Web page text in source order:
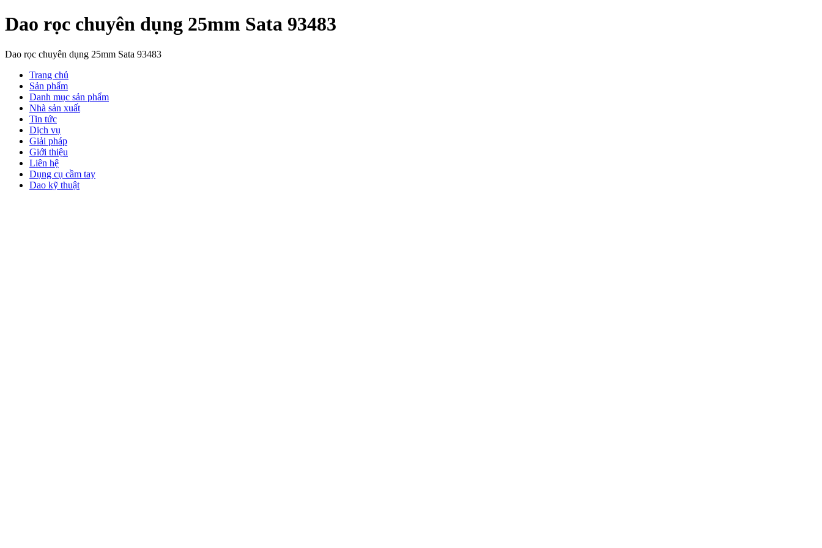
Dao rọc chuyên dụng 25mm Sata 93483
Dao rọc chuyên dụng 25mm Sata 93483
Trang chủ
Sản phẩm
Danh mục sản phẩm
Nhà sản xuất
Tin tức
Dịch vụ
Giải pháp
Giới thiệu
Liên hệ
Dụng cụ cầm tay
Dao kỹ thuật